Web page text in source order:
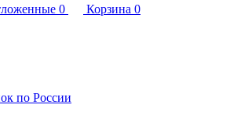
0 Корзина 0
по России